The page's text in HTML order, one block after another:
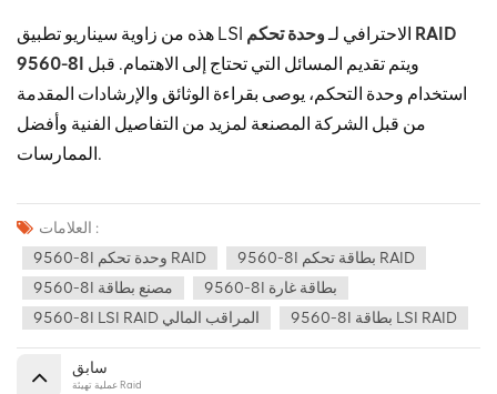
هذه من زاوية سيناريو تطبيق LSI الاحترافي لـوحدة تحكم RAID
9560-8I
استخدام وحدة التحكم، يوصى بقراءة الوثائق والإرشادات المقدمة
من قبل الشركة المصنعة لمزيد من التفاصيل الفنية وأفضل
الممارسات.
العلامات :
9560-8I وحدة تحكم RAID
9560-8I بطاقة تحكم RAID
9560-8I مصنع بطاقة
9560-8I بطاقة غارة
9560-8I LSI RAID المراقب المالي
9560-8I بطاقة LSI RAID
سابق
عملية تهيئة Raid